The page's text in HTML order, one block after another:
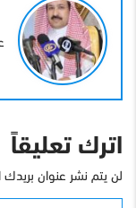
اترك تعليقاً
لن يتم نشر عنوان بريدك